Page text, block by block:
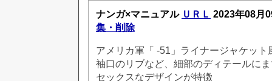
ナンガ×マニュアル ＵＲＬ 2023年08月
集・削除
アメリカ軍「 -51」ライナージャケッ
袖口のリブなど、細部のディテールに
セックスなデザインが特徴